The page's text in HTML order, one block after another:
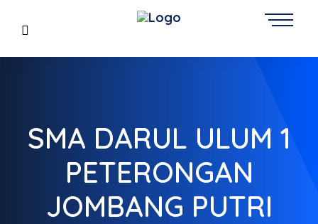
SMA DARUL ULUM 1
PETERONGAN
JOMBANG PUTRI